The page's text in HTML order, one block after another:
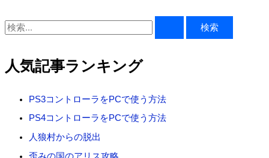
検
対
象
人気記事ランキング
PS3コントローラをPCで使う方法
PS4コントローラをPCで使う方法
人狼村からの脱出